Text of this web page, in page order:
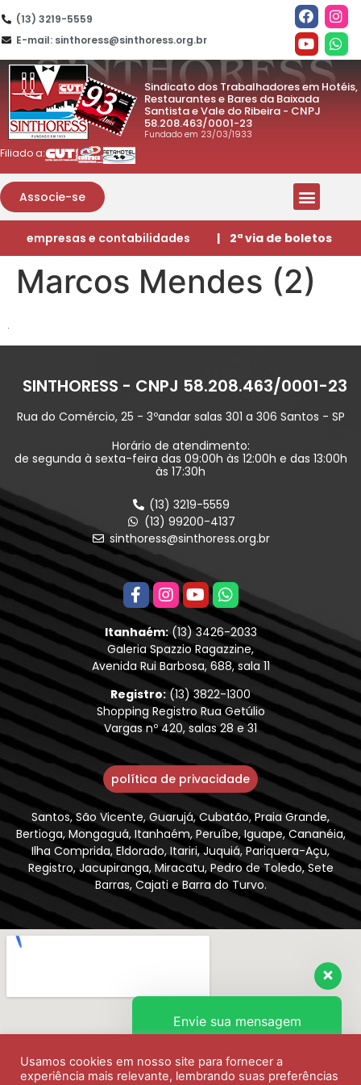
(13) 3219-5559
E-mail: sinthoress@sinthoress.org.br
Sindicato dos Trabalhadores em Hotéis,
Restaurantes e Bares da Baixada
Santista e Vale do Ribeira - CNPJ
58.208.463/0001-23
Fundado em 23/03/1933
Filiado a:
Associe-se
empresas e contabilidades | 2ª via de boletos
Marcos Mendes (2)
SINTHORESS - CNPJ 58.208.463/0001-23
Rua do Comércio, 25 - 3ºandar salas 301 a 306 Santos - SP
Horário de atendimento:
de segunda à sexta-feira das 09:00h às 12:00h e das 13:00h
às 17:30h
(13) 3219-5559
(13) 99200-4137
sinthoress@sinthoress.org.br
Itanhaém:(13) 3426-2033
Galeria Spazzio Ragazzine,
Avenida Rui Barbosa, 688, sala 11
Registro:(13) 3822-1300
Shopping Registro Rua Getúlio
Vargas nº 420, salas 28 e 31
política de privacidade
Santos, São Vicente, Guarujá, Cubatão, Praia Grande,
Bertioga, Mongaguá, Itanhaém, Peruíbe, Iguape, Cananéia,
Ilha Comprida, Eldorado, Itariri, Juquiá, Pariquera-Açu,
Registro, Jacupiranga, Miracatu, Pedro de Toledo, Sete
Barras, Cajati e Barra do Turvo.
Usamos cookies em nosso site para fornecer a
experiência mais relevante, lembrando suas preferências
Envie sua mensagem
Olá, como podemos ajudar?